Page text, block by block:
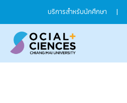
บริการสำหรับนักศึกษา |